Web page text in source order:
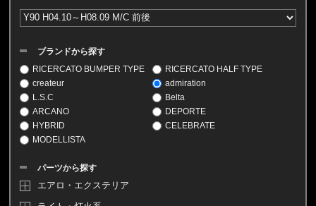
ブランドから探す
RICERCATO BUMPER TYPE
RICERCATO HALF TYPE
createur
admiration
L.S.C
Belta
ARCANO
DEPORTE
HYBRID
CELEBRATE
MODELLISTA
パーツから探す
エアロ・エクステリア